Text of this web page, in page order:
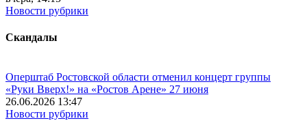
Новости рубрики
Скандалы
Оперштаб Ростовской области отменил концерт группы
«Руки Вверх!» на «Ростов Арене» 27 июня
26.06.2026 13:47
Новости рубрики